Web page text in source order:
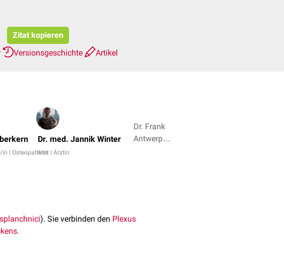
Zitat kopieren
Versionsgeschichte
Artikel
in | Osteopath/in
Dr. med. Jannik Winter
Arzt | Ärztin
Dr. Frank
Antwerpes,
). Sie verbinden den Plexus
.